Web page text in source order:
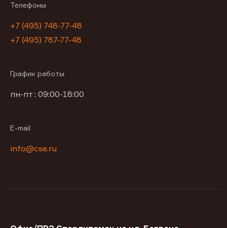
Телефоны
+7 (495) 748-77-48
+7 (495) 787-77-48
График работы
пн-пт : 09:00-18:00
E-mail
info@cse.ru